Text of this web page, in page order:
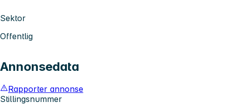
Sektor
Offentlig
Annonsedata
Rapporter annonse
Stillingsnummer